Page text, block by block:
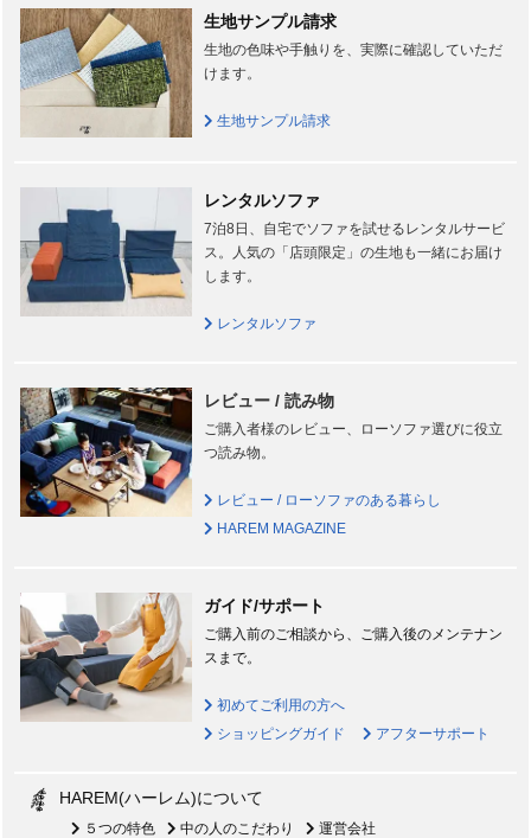
生地サンプル請求
生地の色味や手触りを、実際に確認していただ
けます。
生地サンプル請求
レンタルソファ
7泊8日、自宅でソファを試せるレンタルサービ
ス。人気の「店頭限定」の生地も一緒にお届け
します。
レンタルソファ
レビュー / 読み物
ご購入者様のレビュー、ローソファ選びに役立
つ読み物。
レビュー / ローソファのある暮らし
HAREM MAGAZINE
ガイド/サポート
ご購入前のご相談から、ご購入後のメンテナン
スまで。
初めてご利用の方へ
ショッピングガイド
アフターサポート
HAREM(ハーレム)について
５つの特色 中の人のこだわり 運営会社